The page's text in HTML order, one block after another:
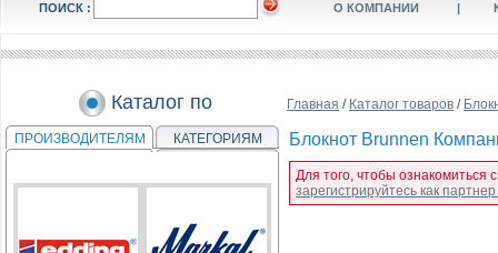
ПОИСК : О КОМПАНИИ |
Каталог по
ПРОИЗВОДИТЕЛЯМ КАТЕГОРИЯМ
Главная / Каталог товаров /
Блокнот Brunnen
Для того, чтобы ознакомиться
зарегистрируйтесь как